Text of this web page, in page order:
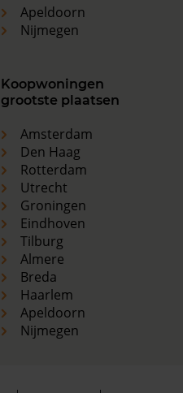
Apeldoorn
Nijmegen
Koopwoningen
grootste plaatsen
Amsterdam
Den Haag
Rotterdam
Utrecht
Groningen
Eindhoven
Tilburg
Almere
Breda
Haarlem
Apeldoorn
Nijmegen